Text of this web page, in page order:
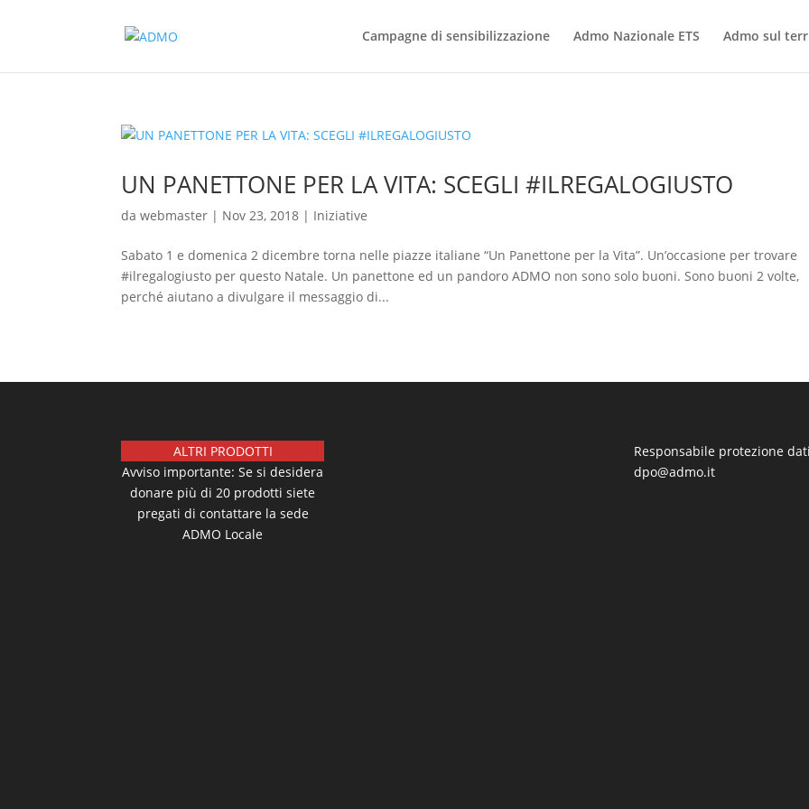
Campagne di sensibilizzazione Admo Nazionale ETS Admo sul
UN PANETTONE PER LA VITA: SCEGLI #ILREGALOGIUSTO
dawebmaster | Nov 23, 2018 | Iniziative
Sabato 1 e domenica 2 dicembre torna nelle piazze italiane “Un Panettone per la Vita”. Un’occasione per trovare
#ilregalogiusto per questo Natale. Un panettone ed un pandoro ADMO non sono solo buoni. Sono buoni 2 volte,
perché aiutano a divulgare il messaggio di...
ALTRI PRODOTTI
Avviso importante: Se si desidera
donare più di 20 prodotti siete
pregati di contattare la sede
ADMO Locale
Responsabile protezione
dpo@admo.it